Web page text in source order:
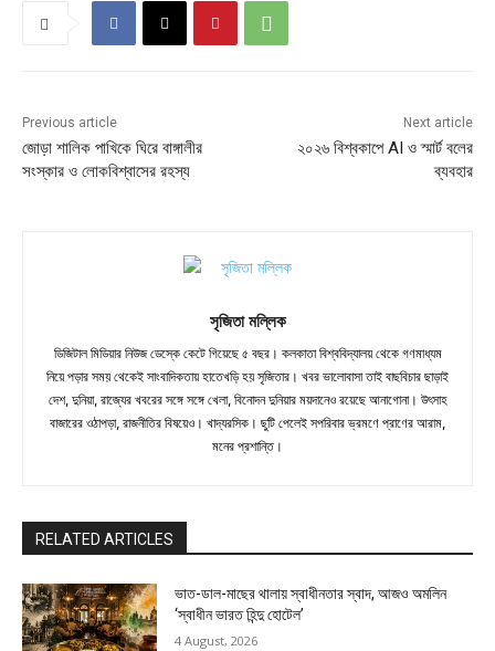
Previous article
জোড়া শালিক পাখিকে ঘিরে বাঙ্গালীর
সংস্কার ও লোকবিশ্বাসের রহস্য
Next article
২০২৬ বিশ্বকাপে AI ও স্মার্ট বলের
ব্যবহার
সৃজিতা মল্লিক
ডিজিটাল মিডিয়ার নিউজ ডেস্কে কেটে গিয়েছে ৫ বছর। কলকাতা বিশ্ববিদ্যালয় থেকে গণমাধ্যম
নিয়ে পড়ার সময় থেকেই সাংবাদিকতায় হাতেখড়ি হয় সৃজিতার। খবর ভালোবাসা তাই বাছবিচার ছাড়াই
দেশ, দুনিয়া, রাজ্যের খবরের সঙ্গে সঙ্গে খেলা, বিনোদন দুনিয়ার ময়দানেও রয়েছে আনাগোনা। উৎসাহ
বাজারের ওঠাপড়া, রাজনীতির বিষয়েও। খাদ্যরসিক। ছুটি পেলেই সপরিবার ভ্রমণে প্রাণের আরাম,
মনের প্রশান্তি।
RELATED ARTICLES
ভাত-ডাল-মাছের থালায় স্বাধীনতার স্বাদ, আজও অমলিন
‘স্বাধীন ভারত হিন্দু হোটেল’
4 August, 2026